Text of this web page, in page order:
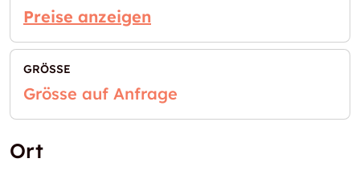
Preise anzeigen
GRÖSSE
Grösse auf Anfrage
Ort